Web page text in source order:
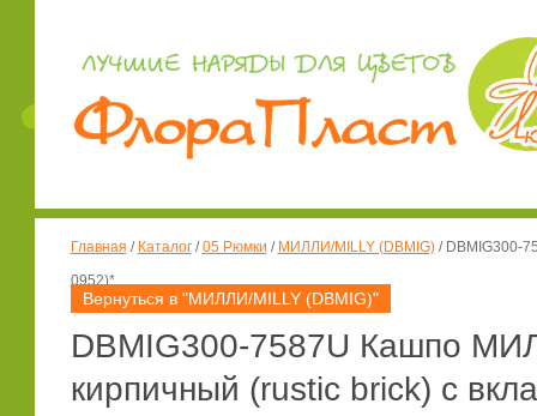
Главная / Каталог/05 Рюмки / МИЛЛИ/MILLY (DBMIG)/ DBMIG300-
0952)*
Вернуться в "МИЛЛИ/MILLY (DBMIG)"
DBMIG300-7587U Кашпо
кирпичный (rustic brick) с